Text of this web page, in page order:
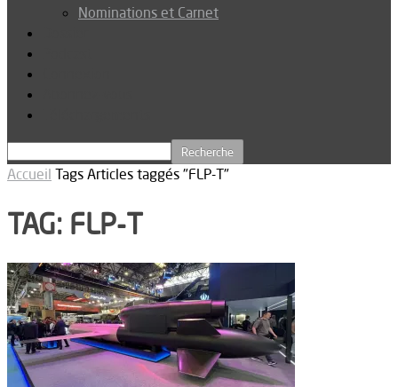
Nominations et Carnet
Accueil Tags Articles taggés "FLP-T"
TAG: FLP-T